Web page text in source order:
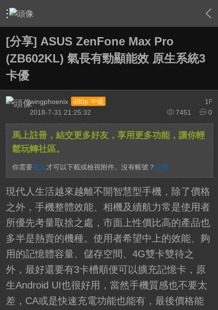
› 軟硬體相關技術 › HTPC 相關軟硬體技術及運用 › 內容
[分享] ASUS ZenFone Max Pro
(ZB602KL) 氣長有勁顯能效 原生系統3
卡‏優
1 F
wingphoenix
480p 中級
7451
0
2018-7-31 21:25:32
馬上註冊，結交更多好友，享用更多功能，讓你輕
鬆玩轉社區。
你需要登入 才可以下載或檢視附件。沒有帳號？ 註冊
現代人生活越來越離不開智慧型手機，除了價格
之外，手機整體效能、相機及續航力常是使用者
所優先考量取捨之處，市面上性價比高的產品也
多半是熱賣的機種。使用者希望中上的效能、夠
用的記憶體容量、儲存空間、4G雙卡雙待之
外，最好還要有3卡槽順便可以擴充記憶卡，原
生Android UI也很好用，當然手機質感也不要太
差，CA或是快速充電功能也能有，最後價格能